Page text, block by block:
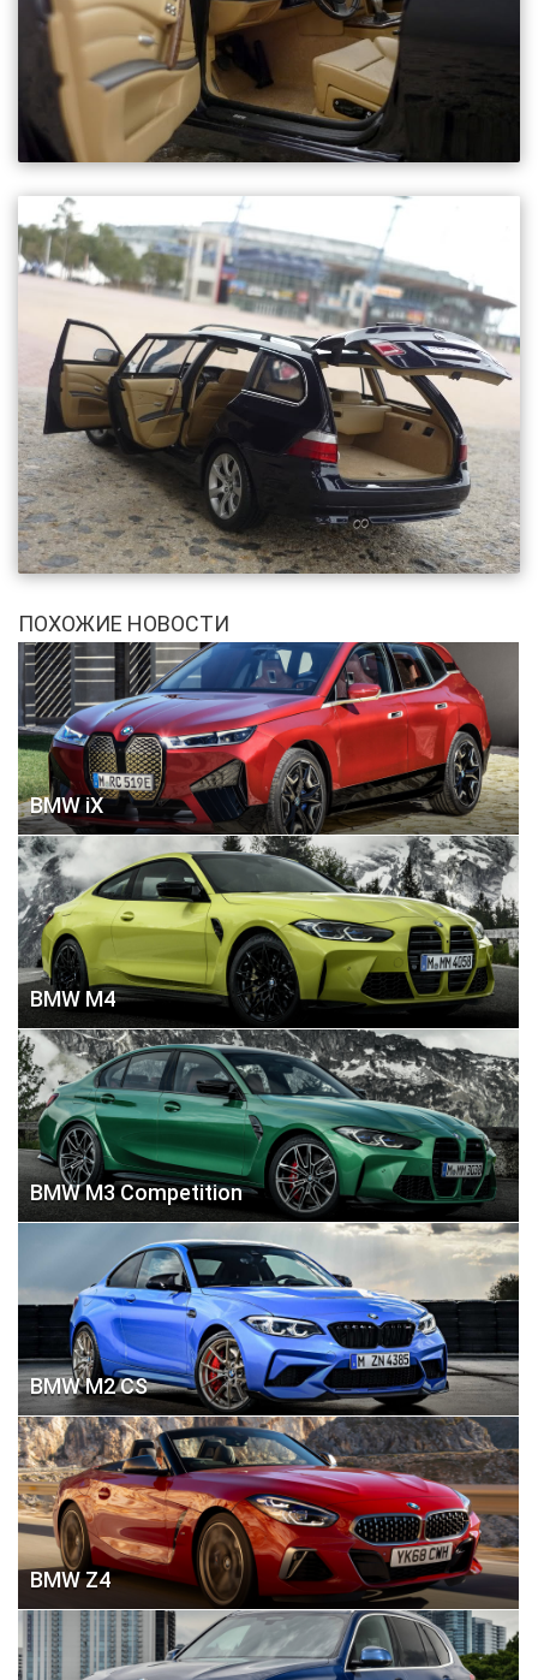
ПОХОЖИЕ НОВОСТИ
BMW iX
BMW M4
BMW M3 Competition
BMW M2 CS
BMW Z4